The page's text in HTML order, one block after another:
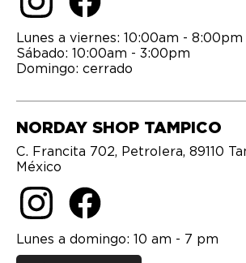
Lunes a viernes: 10:00am - 8:00pm
Sábado: 10:00am - 3:00pm
Domingo: cerrado
NORDAY SHOP TAMPICO
C. Francita 702, Petrolera, 89110
México
Lunes a domingo: 10 am - 7 pm